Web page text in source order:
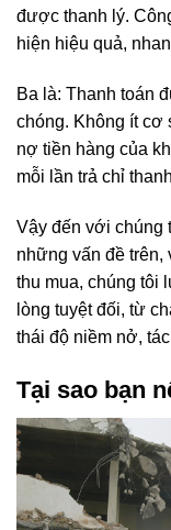
được thanh lý.
hiện hiệu quả,
Ba là: Thanh toán
chóng. Không ít cơ
nợ tiền hàng của
mỗi lần trả chỉ
Vậy đến với chúng
những vấn đề
thu mua, chúng tôi
lòng tuyệt đối, từ
thái độ niềm nở,
Tại sao bạn